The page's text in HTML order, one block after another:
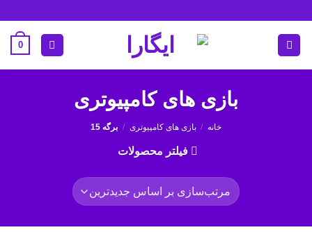
content
0
بازی های کامپیوتری
خانه / بازی های کامپیوتری / برگه 15
فیلتر محصولات